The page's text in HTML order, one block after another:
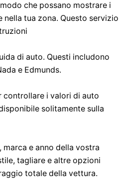
che possano mostrare i
tua zona. Questo servizio
di auto. Questi includono
e Edmunds.
controllare i valori di auto
solitamente sulla
e anno della vostra
tagliare e altre opzioni
totale della vettura.